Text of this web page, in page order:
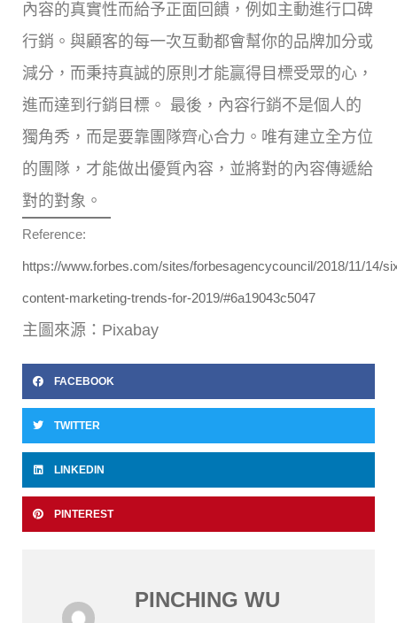
內容的真實性而給予正面回饋，例如主動進行口碑
行銷。與顧客的每一次互動都會幫你的品牌加分或
減分，而秉持真誠的原則才能贏得目標受眾的心，
進而達到行銷目標。 最後，內容行銷不是個人的
獨角秀，而是要靠團隊齊心合力。唯有建立全方位
的團隊，才能做出優質內容，並將對的內容傳遞給
對的對象。
Reference:
https://www.forbes.com/sites/forbesagencycouncil/2018/11/14/
content-marketing-trends-for-2019/#6a19043c5047
主圖來源：Pixabay
FACEBOOK
TWITTER
LINKEDIN
PINTEREST
PINCHING WU